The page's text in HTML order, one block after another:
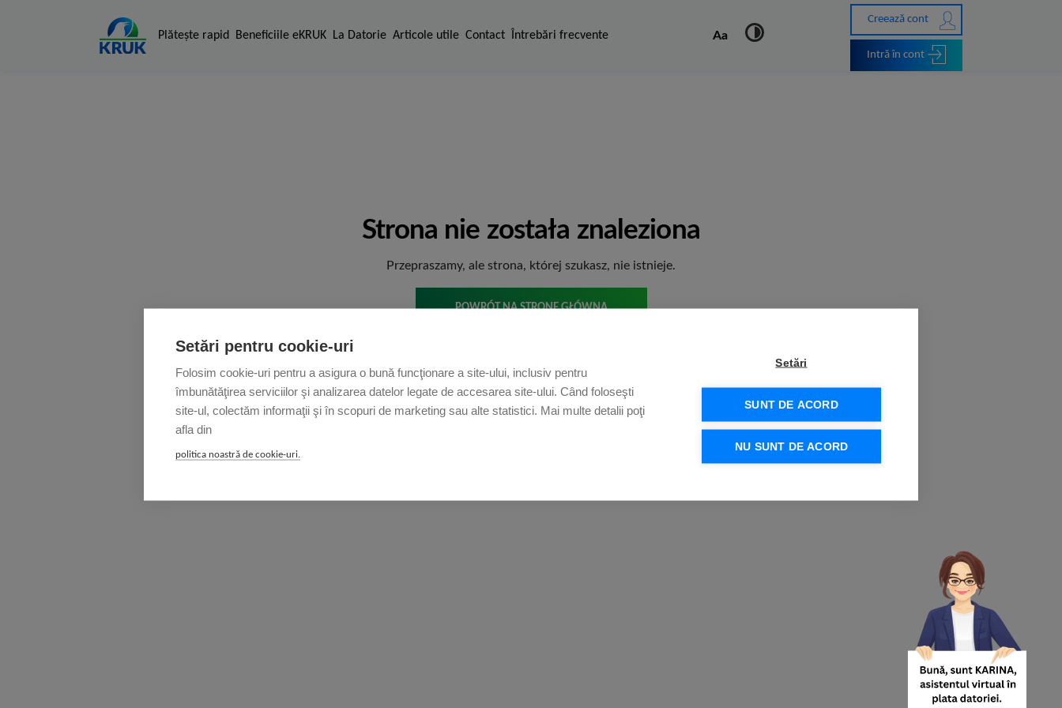
Plăteşte rapid Beneficiile eKRUK La Datorie Articole utile Contact Întrebări frecvente Aa
Creează cont
Intră în cont
Strona nie została znaleziona
Przepraszamy, ale strona, której szukasz, nie istnieje.
POWRÓT NA STRONĘ GŁÓWNĄ
Setări pentru cookie-uri
Folosim cookie-uri pentru a asigura o bună funcţionare a site-ului, inclusiv pentru
îmbunătăţirea serviciilor şi analizarea datelor legate de accesarea site-ului. Când foloseşti
site-ul, colectăm informaţii şi în scopuri de marketing sau alte statistici. Mai multe detalii poţi
afla din
politica noastră de cookie-uri.
Setări
SUNT DE ACORD
NU SUNT DE ACORD